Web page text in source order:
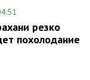
резко
похолодание